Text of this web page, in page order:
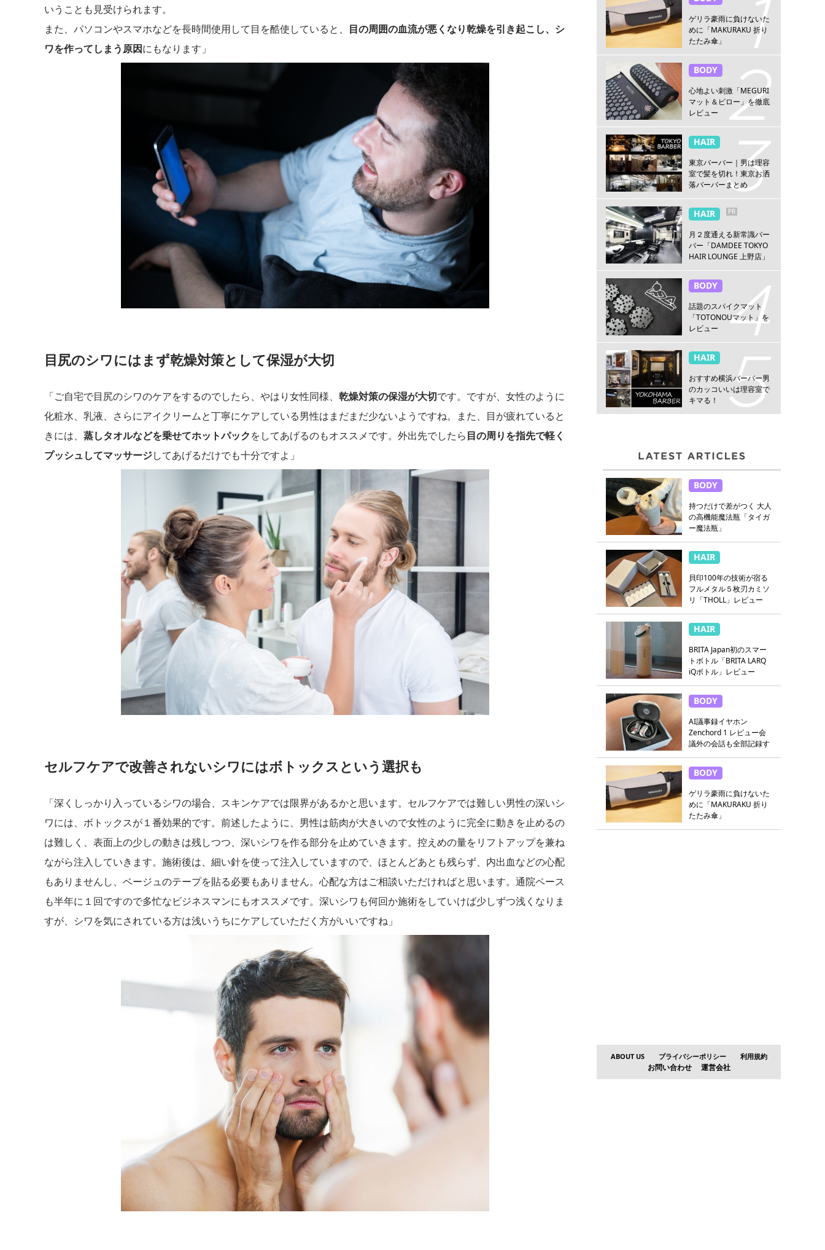
いうことも見受けられます。
また、パソコンやスマホなどを長時間使用して目を酷使していると、 目の周囲の血流が悪くなり乾燥を引き起こし、シ
ワを作ってしまう原因にもなります」
目尻のシワにはまず乾燥対策として保湿が大切
「ご自宅で目尻のシワのケアをするのでしたら、やはり女性同様、 乾燥対策の保湿が大切です。ですが、女性のように
化粧水、乳液、さらにアイクリームと丁寧にケアしている男性はまだまだ少ないようですね。また、目が疲れていると
きには、 蒸しタオルなどを乗せてホットパックをしてあげるのもオススメです。外出先でしたら目の周りを指先で軽く
プッシュしてマッサージしてあげるだけでも十分ですよ」
セルフケアで改善されないシワにはボトックスという選択も
「深くしっかり入っているシワの場合、スキンケアでは限界があるかと思います。セルフケアでは難しい男性の深いシ
ワには、ボトックスが１番効果的です。前述したように、男性は筋肉が大きいので女性のように完全に動きを止めるの
は難しく、表面上の少しの動きは残しつつ、深いシワを作る部分を止めていきます。控えめの量をリフトアップを兼ね
ながら注入していきます。施術後は、細い針を使って注入していますので、ほとんどあとも残らず、内出血などの心配
もありませんし、ベージュのテープを貼る必要もありません。心配な方はご相談いただければと思います。通院ペース
も半年に１回ですので多忙なビジネスマンにもオススメです。深いシワも何回か施術をしていけば少しずつ浅くなりま
すが、シワを気にされている方は浅いうちにケアしていただく方がいいですね」
ゲリラ豪雨に負けないた
めに「MAKURAKU 折り
たたみ傘」
BODY
心地よい刺激「MEGURI
マット＆ピロー」を徹底
レビュー
HAIR
東京バーバー｜男は理容
室で髪を切れ！東京お洒
落バーバーまとめ
HAIR PR
月２度通える新常識バー
バー「DAMDEE TOKYO
HAIR LOUNGE 上野店」
BODY
話題のスパイクマット
「TOTONOUマット」を
レビュー
HAIR
おすすめ横浜バーバー男
のカッコいいは理容室で
キマる！
BODY
持つだけで差がつく 大人
の高機能魔法瓶「タイガ
ー魔法瓶」
HAIR
貝印100年の技術が宿る
フルメタル５枚刃カミソ
リ「THOLL」レビュー
HAIR
BRITA Japan初のスマー
トボトル「BRITA LARQ
iQボトル」レビュー
BODY
AI議事録イヤホン
Zenchord 1 レビュー会
議外の会話も全部記録す
BODY
ゲリラ豪雨に負けないた
めに「MAKURAKU 折り
たたみ傘」
ABOUT US プライバシーポリシー 利用規約
お問い合わせ 運営会社